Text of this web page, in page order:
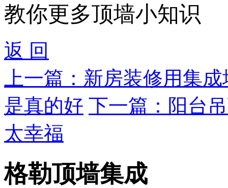
教你更多顶墙小知识
返 回
上一篇： 新房装修用集
是真的好 下一篇： 阳台
太幸福
格勒顶墙集成